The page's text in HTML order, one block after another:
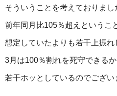
そういうことを考えておりまし
前年同月比105％超えというこ
想定していたよりも若干上振れ
3月は100％割れを死守できるか
若干ホッとしているのでござい